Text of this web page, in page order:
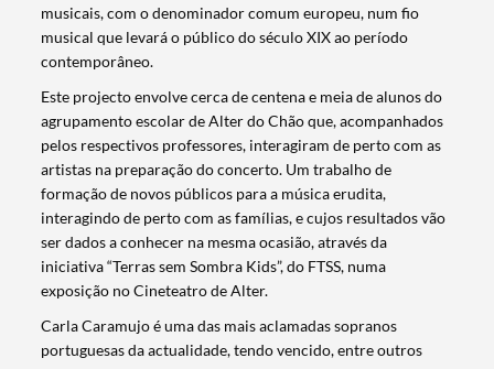
musicais, com o denominador comum europeu, num fio
musical que levará o público do século XIX ao período
contemporâneo.
Este projecto envolve cerca de centena e meia de alunos do
agrupamento escolar de Alter do Chão que, acompanhados
pelos respectivos professores, interagiram de perto com as
artistas na preparação do concerto. Um trabalho de
formação de novos públicos para a música erudita,
interagindo de perto com as famílias, e cujos resultados vão
ser dados a conhecer na mesma ocasião, através da
iniciativa “Terras sem Sombra Kids”, do FTSS, numa
exposição no Cineteatro de Alter.
Carla Caramujo é uma das mais aclamadas sopranos
portuguesas da actualidade, tendo vencido, entre outros